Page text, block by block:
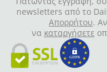
newsletters από το
Απορρήτου.
να καταργήσετε